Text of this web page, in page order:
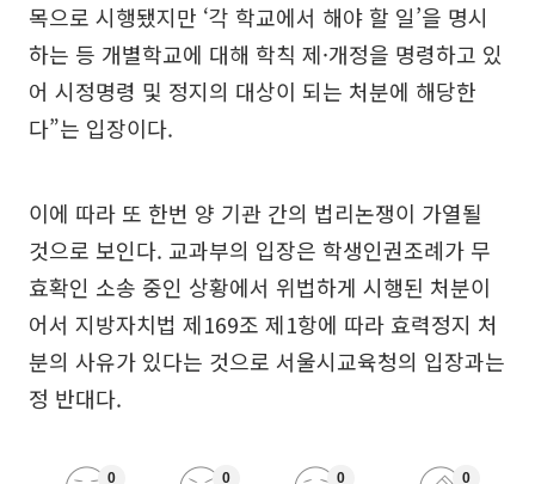
목으로 시행됐지만 ‘각 학교에서 해야 할 일’을 명시
하는 등 개별학교에 대해 학칙 제·개정을 명령하고 있
어 시정명령 및 정지의 대상이 되는 처분에 해당한
다”는 입장이다.
이에 따라 또 한번 양 기관 간의 법리논쟁이 가열될
것으로 보인다. 교과부의 입장은 학생인권조례가 무
효확인 소송 중인 상황에서 위법하게 시행된 처분이
어서 지방자치법 제169조 제1항에 따라 효력정지 처
분의 사유가 있다는 것으로 서울시교육청의 입장과는
정 반대다.
0 0 0 0